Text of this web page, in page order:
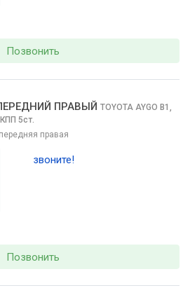
Позвонить
ПРАВЫЙ TOYOTA AYGO B1,
5ст.
правая
звоните!
Позвонить